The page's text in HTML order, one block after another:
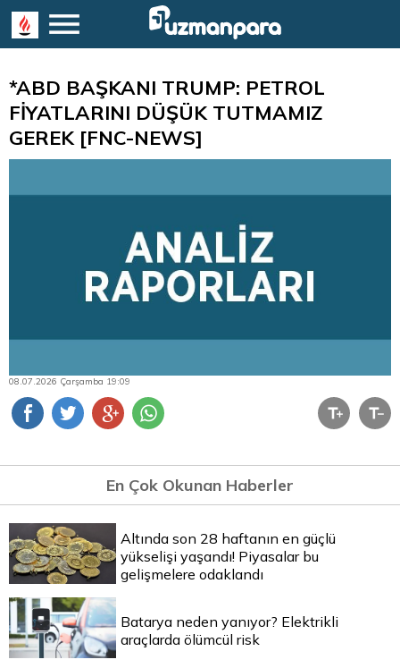
*ABD BAŞKANI TRUMP: PETROL
FİYATLARINI DÜŞÜK TUTMAMIZ
GEREK [FNC-NEWS]
08.07.2026 Çarşamba 19:09
En Çok Okunan Haberler
Altında son 28 haftanın en güçlü
yükselişi yaşandı! Piyasalar bu
gelişmelere odaklandı
Batarya neden yanıyor? Elektrikli
araçlarda ölümcül risk